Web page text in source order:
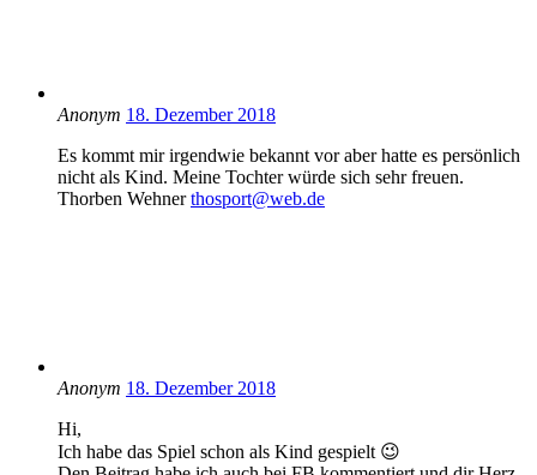
Anonym 18. Dezember 2018
Es kommt mir irgendwie bekannt vor aber hatte es persönlich
nicht als Kind. Meine Tochter würde sich sehr freuen.
Thorben Wehnerthosport@web.de
Anonym 18. Dezember 2018
Hi,
Ich habe das Spiel schon als Kind gespielt 😉